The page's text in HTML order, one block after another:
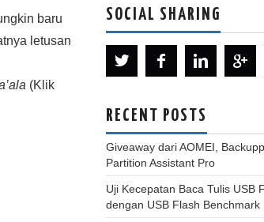
baru
letusan
(Klik
SOCIAL SHARING
RECENT POSTS
Giveaway dari AOMEI,
Partition Assistant Pro
Uji Kecepatan Baca Tulis USB
dengan USB Flash Benchmark